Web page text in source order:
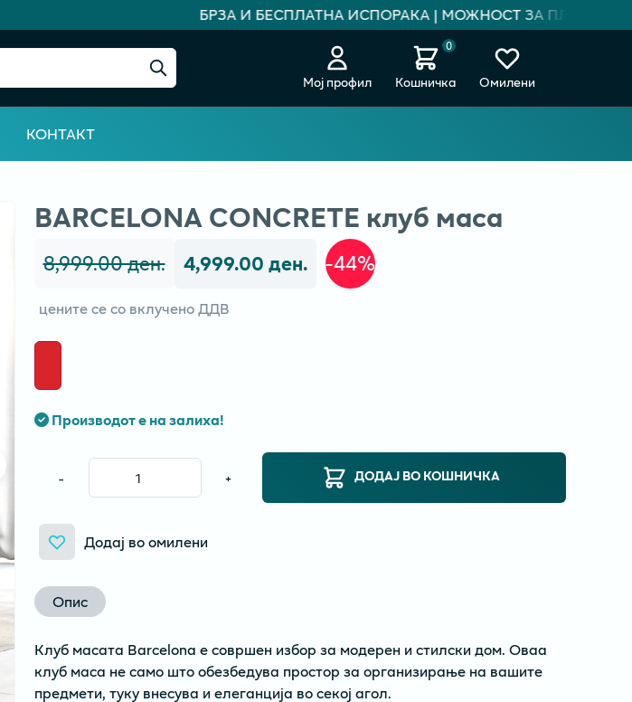
БРЗА И БЕСПЛАТНА ИСПОРАКА | МОЖНОСТ ЗА ПЛАЌАЊЕ
Мој профил
0
Кошничка Омилени
КОНТАКТ
BARCELONA CONCRETE клуб маса
8,999.00 ден. 4,999.00 ден. -44%
цените се со вклучено ДДВ
Производот е на залиха!
- + ДОДАЈ ВО КОШНИЧКА
Додај во омилени
Опис
Клуб масата Barcelona е совршен избор за модерен и стилски дом. Оваа
клуб маса не само што обезбедува простор за организирање на вашите
предмети, туку внесува и елеганција во секој агол.